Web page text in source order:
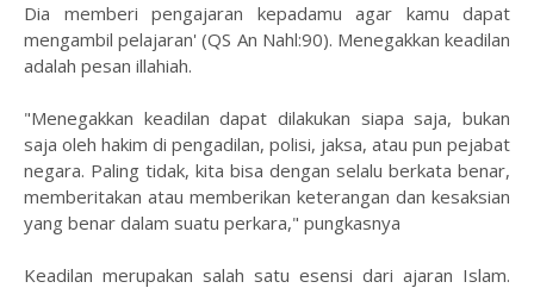
Dia memberi pengajaran kepadamu agar kamu dapat
mengambil pelajaran' (QS An Nahl:90). Menegakkan keadilan
adalah pesan illahiah.
"Menegakkan keadilan dapat dilakukan siapa saja, bukan
saja oleh hakim di pengadilan, polisi, jaksa, atau pun pejabat
negara. Paling tidak, kita bisa dengan selalu berkata benar,
memberitakan atau memberikan keterangan dan kesaksian
yang benar dalam suatu perkara," pungkasnya
Keadilan merupakan salah satu esensi dari ajaran Islam.